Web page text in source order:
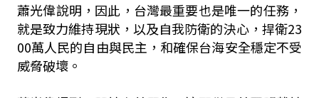
蕭光偉說明，因此，台灣最重要也是唯一的任務，
就是致力維持現狀，以及自我防衛的決心，捍衛23
00萬人民的自由與民主，和確保台海安全穩定不受
威脅破壞。